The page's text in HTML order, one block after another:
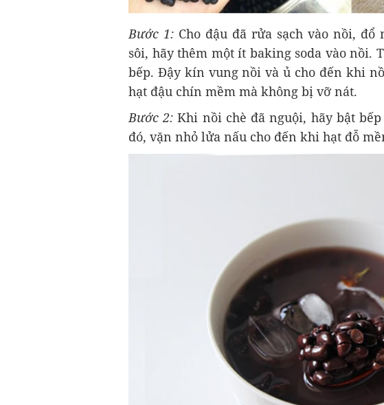
Bước 1: Cho đậu đã rửa sạch vào nồi,
sôi, hãy thêm một ít baking soda vào nồi.
bếp. Đậy kín vung nồi và ủ cho đến khi
hạt đậu chín mềm mà không bị vỡ nát.
Bước 2:Khi nồi chè đã nguội, hãy bật
đó, vặn nhỏ lửa nấu cho đến khi hạt đỗ